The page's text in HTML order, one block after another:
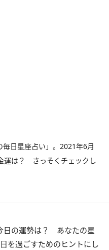
日星座占い」。2021年6月
運は？ さっそくチェックし
日の運勢は？ あなたの星
を過ごすためのヒントにし